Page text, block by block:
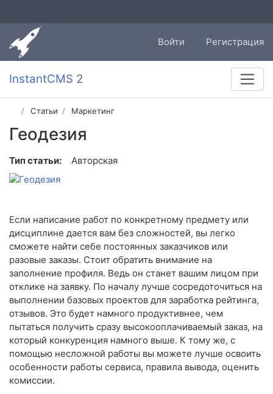
Войти Регистрация
InstantCMS 2
Статьи Маркетинг
Геодезия
Тип статьи: Авторская
Если написание работ по конкретному предмету или
дисциплине дается вам без сложностей, вы легко
сможете найти себе постоянных заказчиков или
разовые заказы. Стоит обратить внимание на
заполнение профиля. Ведь он станет вашим лицом при
отклике на заявку. По началу лучше сосредоточиться на
выполнении базовых проектов для заработка рейтинга,
отзывов. Это будет намного продуктивнее, чем
пытаться получить сразу высокооплачиваемый заказ, на
который конкуренция намного выше. К тому же, с
помощью несложной работы вы можете лучше освоить
особенности работы сервиса, правила вывода, оценить
комиссии.